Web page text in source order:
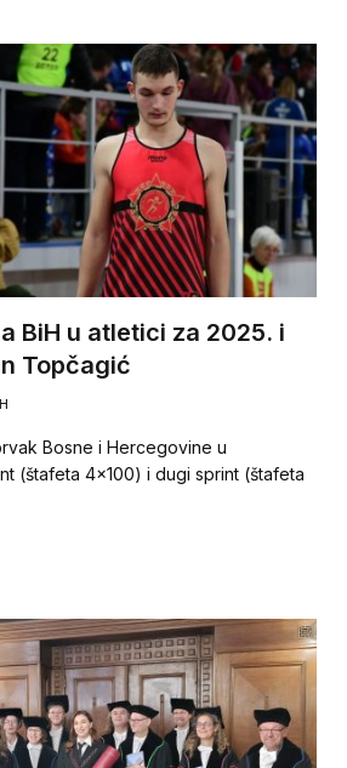
BiH u atletici za 2025. i
Topčagić
Bosne i Hercegovine u
(štafeta 4×100) i dugi sprint (štafeta